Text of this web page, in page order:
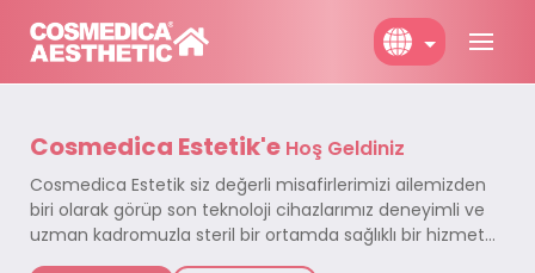
Türkçe
Deutch
Cosmedica Estetik'e Hoş Geldiniz
Cosmedica Estetik siz değerli misafirlerimizi ailemizden
biri olarak görüp son teknoloji cihazlarımız deneyimli ve
uzman kadromuzla steril bir ortamda sağlıklı bir hizmet
almanız için sizleri Cosmedica Estetik'e bekliyoruz.